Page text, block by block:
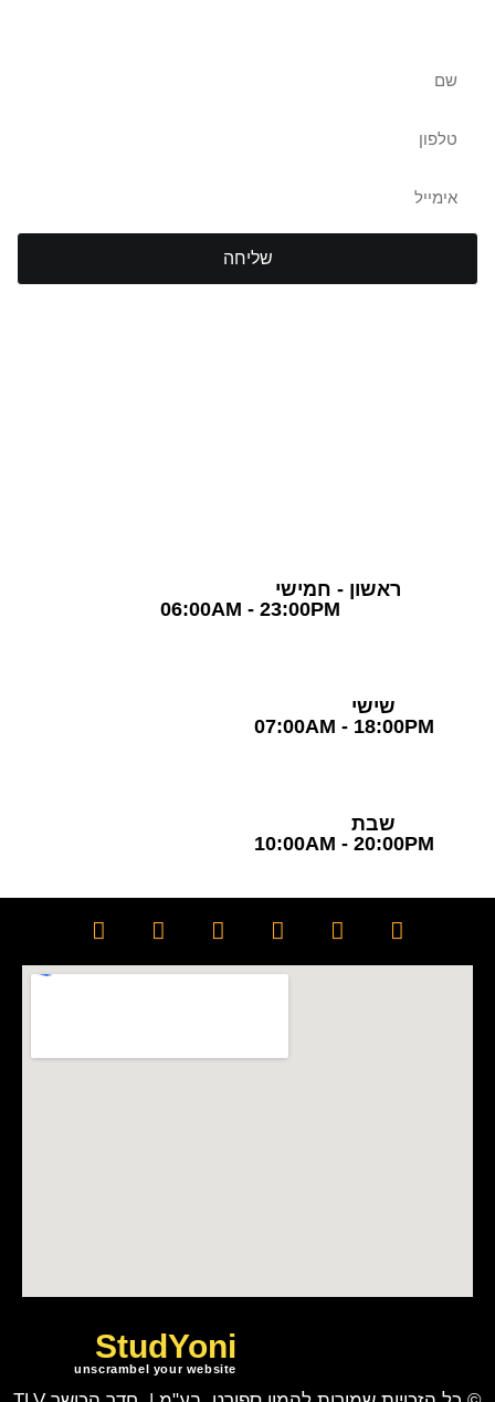
שליחה
ראשון - חמישי
שישי
07:00AM - 18:00PM
שבת
10:00AM - 20:00PM
StudYoni
unscrambel your website